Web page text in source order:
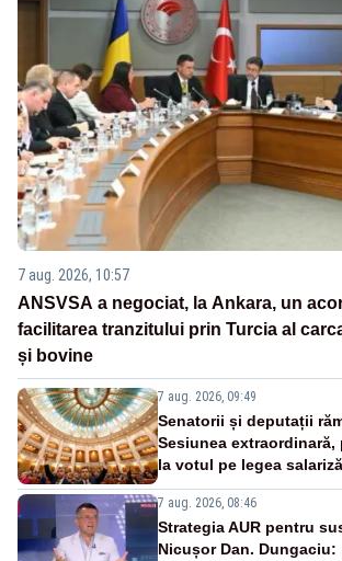
7 aug. 2026, 10:57
ANSVSA a negociat, la Ankara, un
facilitarea tranzitului prin Turcia al
și bovine
7 aug. 2026, 09:49
Senatorii și deputații
Sesiunea
la votul pe legea
7 aug. 2026, 08:46
Strategia AUR pentru
Nicușor Dan. Dungaciu: